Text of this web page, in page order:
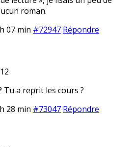
roman.
07 min #72947 Répondre
Tu a reprit les cours ?
28 min #73047 Répondre